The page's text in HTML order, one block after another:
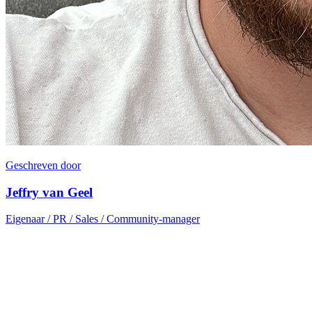
Geschreven door
Jeffry van Geel
Eigenaar / PR / Sales / Community-manager